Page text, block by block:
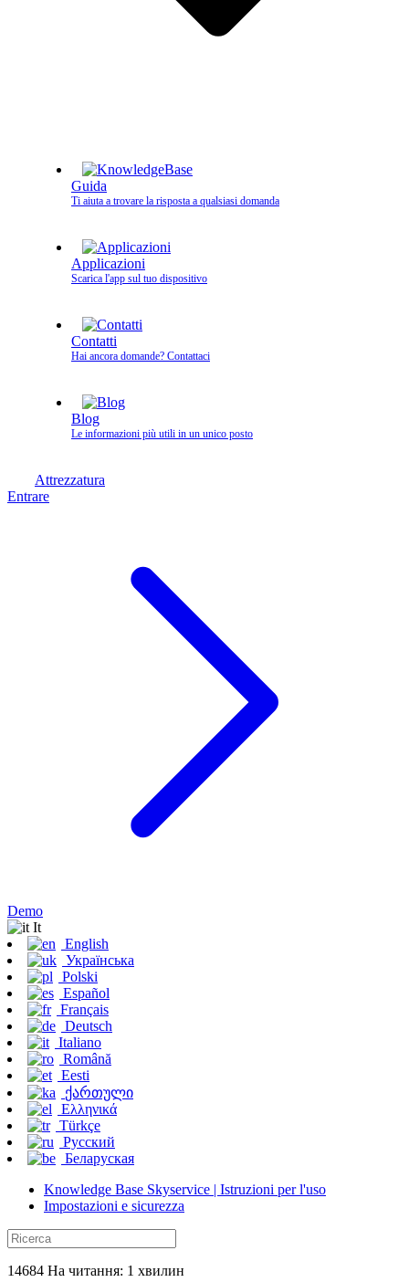
Guida
Ti aiuta a trovare la risposta a qualsiasi domanda
Applicazioni
Scarica l'app sul tuo dispositivo
Contatti
Hai ancora domande? Contattaci
Blog
Le informazioni più utili in un unico posto
Attrezzatura
Entrare
Demo
It
English
Українська
Polski
Español
Français
Deutsch
Italiano
Română
Eesti
ქართული
Ελληνικά
Türkçe
Русский
Беларуская
Knowledge Base Skyservice | Istruzioni per l'uso
Impostazioni e sicurezza
14684 На читання: 1 хвилин